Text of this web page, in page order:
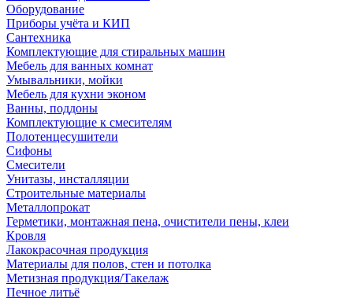
Оборудование
Приборы учёта и КИП
Сантехника
Комплектующие для стиральных машин
Мебель для ванных комнат
Умывальники, мойки
Мебель для кухни эконом
Ванны, поддоны
Комплектующие к смесителям
Полотенцесушители
Сифоны
Смесители
Унитазы, инсталляции
Строительные материалы
Металлопрокат
Герметики, монтажная пена, очистители пены, клеи
Кровля
Лакокрасочная продукция
Материалы для полов, стен и потолка
Метизная продукция/Такелаж
Печное литьё